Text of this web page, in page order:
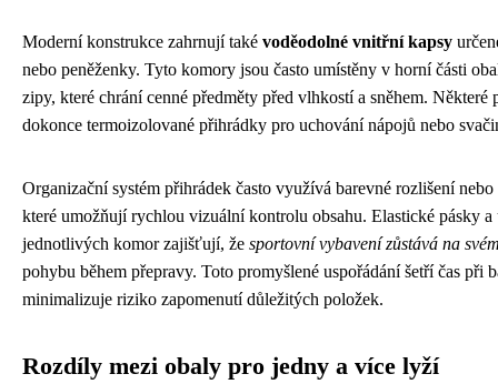
Moderní konstrukce zahrnují také voděodolné vnitřní kapsy
nebo peněženky. Tyto komory jsou často umístěny v horní části
zipy, které chrání cenné předměty před vlhkostí a sněhem.
dokonce termoizolované přihrádky pro uchování nápojů nebo
Organizační systém přihrádek často využívá barevné rozlišení
které umožňují rychlou vizuální kontrolu obsahu. Elastické pásky
jednotlivých komor zajišťují, že sportovní vybavení zůstává na
pohybu během přepravy. Toto promyšlené uspořádání šetří čas při
minimalizuje riziko zapomenutí důležitých položek.
Rozdíly mezi obaly pro jedny a více lyží